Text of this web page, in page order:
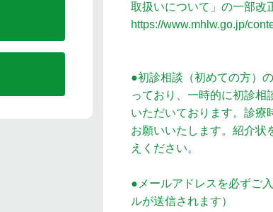
取扱いについて」の一部改
https://www.mhlw.go.jp/
●初診相談（初めての方）
っており、一時的に初診相
いただいております。診療
お願いいたします。紹介状
えください。
●メールアドレスを必ずご
ルが送信されます）